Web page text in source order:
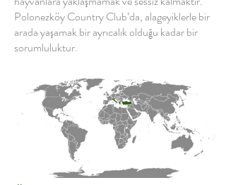
Polonezköy Country Club’da, alageyiklerle bir
arada yaşamak bir ayrıcalık olduğu kadar bir
sorumluluktur.